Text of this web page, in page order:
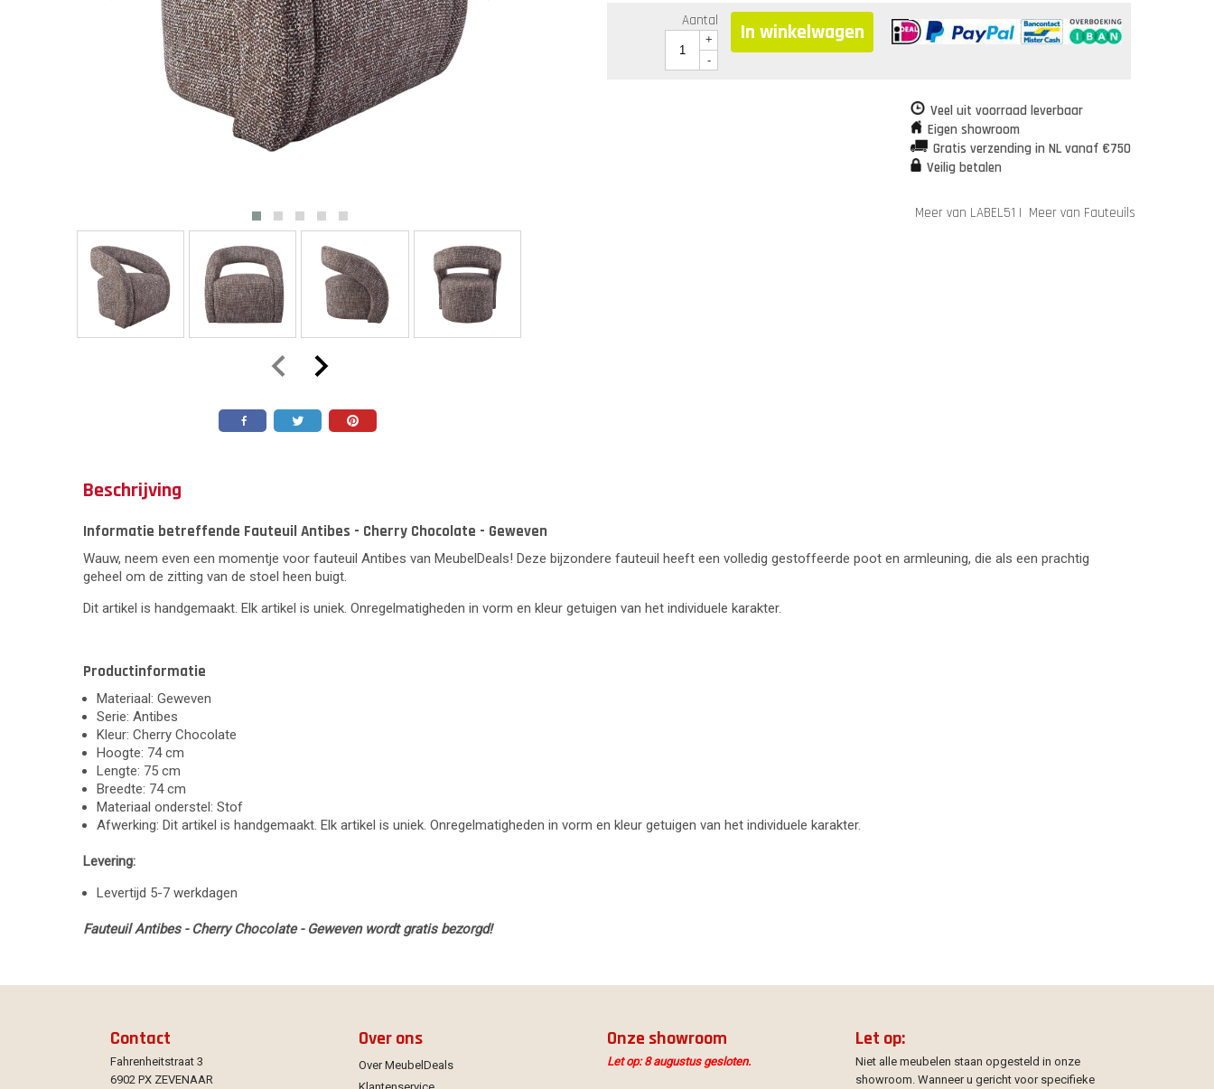
Aantal
+
-
In winkelwagen
Veel uit voorraad leverbaar
Eigen showroom
Gratis verzending in NL vanaf €750
Veilig betalen
Meer van LABEL51 | Meer van Fauteuils
Beschrijving
Informatie betreffende Fauteuil Antibes - Cherry Chocolate - Geweven
Wauw, neem even een momentje voor fauteuil Antibes van MeubelDeals! Deze bijzondere fauteuil heeft een volledig gestoffeerde poot en armleuning, die als een prachtig
geheel om de zitting van de stoel heen buigt.
Dit artikel is handgemaakt. Elk artikel is uniek. Onregelmatigheden in vorm en kleur getuigen van het individuele karakter.
Productinformatie
Materiaal: Geweven
Serie: Antibes
Kleur: Cherry Chocolate
Hoogte: 74 cm
Lengte: 75 cm
Breedte: 74 cm
Materiaal onderstel: Stof
Afwerking: Dit artikel is handgemaakt. Elk artikel is uniek. Onregelmatigheden in vorm en kleur getuigen van het individuele karakter.
Levering:
Levertijd 5-7 werkdagen
Fauteuil Antibes - Cherry Chocolate - Geweven wordt gratis bezorgd!
Contact
Fahrenheitstraat 3
6902 PX ZEVENAAR
Over ons
Over MeubelDeals
Onze showroom
Let op: 8 augustus gesloten.
Let op:
Niet alle meubelen staan opgesteld in onze
showroom. Wanneer u gericht voor specifieke